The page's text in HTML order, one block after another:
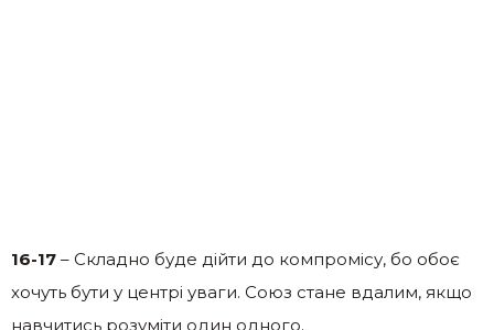
16-17 – Складно буде дійти до компромісу, бо обоє
хочуть бути у центрі уваги. Союз стане вдалим, якщо
навчитись розуміти один одного.